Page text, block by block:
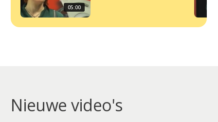
05:00
Nieuwe video's